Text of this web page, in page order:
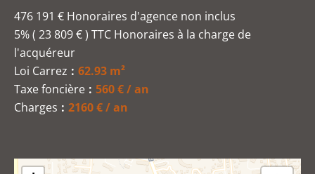
476 191 € Honoraires d'agence non inclus
5% ( 23 809 € ) TTC Honoraires à la charge de
l'acquéreur
Loi Carrez
62.93 m²
Taxe foncière
560 € / an
Charges
2160 € / an